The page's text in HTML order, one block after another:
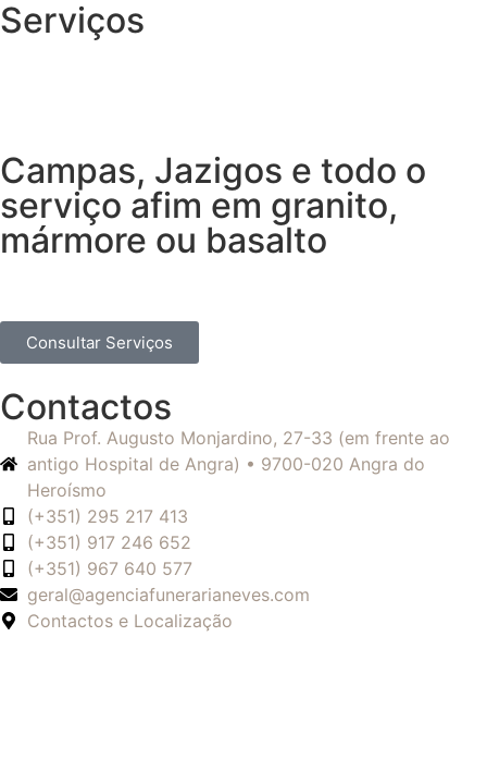
Serviços
Campas, Jazigos e todo o
serviço afim em granito,
mármore ou basalto
Consultar Serviços
Contactos
Rua Prof. Augusto Monjardino, 27-33 (em frente ao
antigo Hospital de Angra) • 9700-020 Angra do
Heroísmo
(+351) 295 217 413
(+351) 917 246 652
(+351) 967 640 577
geral@agenciafunerarianeves.com
Contactos e Localização